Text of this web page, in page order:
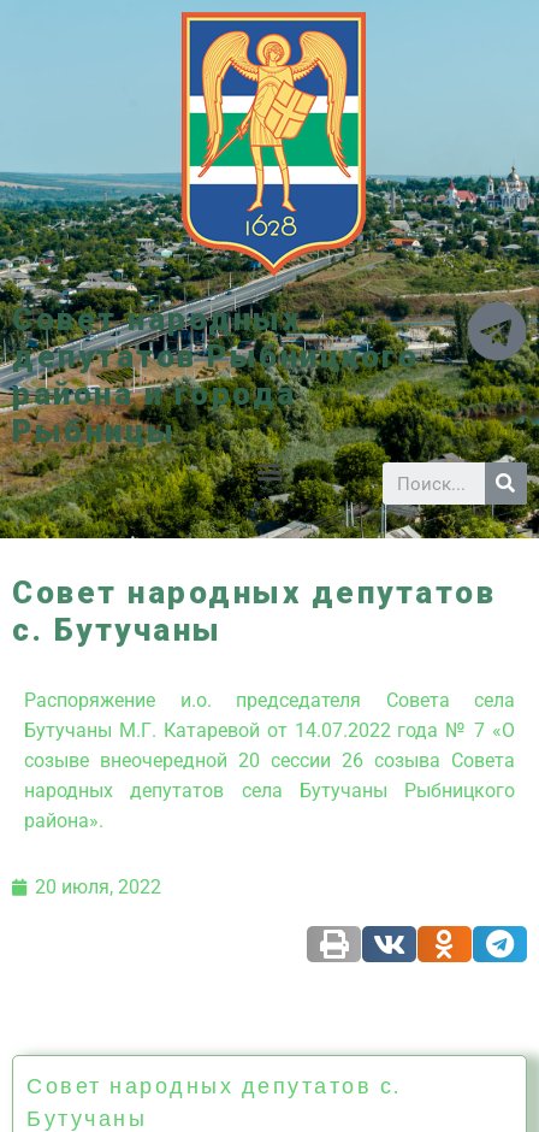
Совет народных
депутатов Рыбницкого
района и города
Рыбницы
Совет народных депутатов
с. Бутучаны
Распоряжение и.о. председателя Совета села
Бутучаны М.Г. Катаревой от 14.07.2022 года № 7 «О
созыве внеочередной 20 сессии 26 созыва Совета
народных депутатов села Бутучаны Рыбницкого
района».
20 июля, 2022
Совет народных депутатов с.
Бутучаны